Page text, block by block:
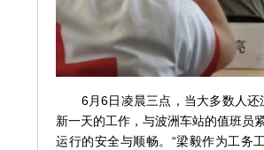
6月6日凌晨三点，当大多数人还
新一天的工作，与波洲车站的值班员
运行的安全与顺畅。“梁毅作为工务